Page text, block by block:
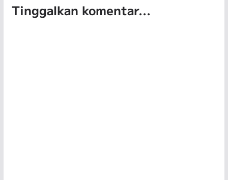
Tinggalkan komentar...